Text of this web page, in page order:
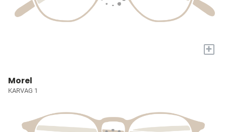
+
Morel
KARVAG 1